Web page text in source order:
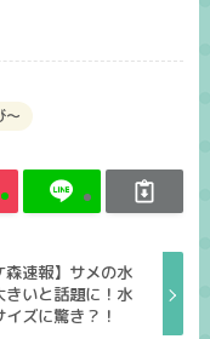
～
森速報】サメの水
きいと話題に！水
イズに驚き？！